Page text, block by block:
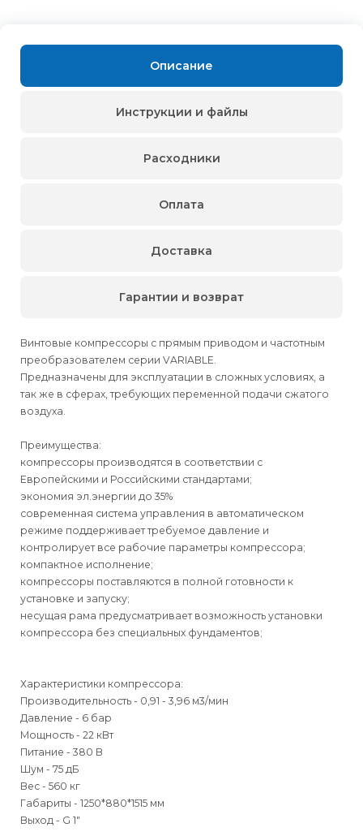
Описание
Винтовые компрессоры с прямым приводом и частотным
преобразователем серии VARIABLE.
Предназначены для эксплуатации в сложных условиях, а
так же в сферах, требующих переменной подачи сжатого
воздуха.
Преимущества:
компрессоры производятся в соответствии с
Европейскими и Российскими стандартами;
экономия эл.энергии до 35%
современная система управления в автоматическом
режиме поддерживает требуемое давление и
контролирует все рабочие параметры компрессора;
компактное исполнение;
компрессоры поставляются в полной готовности к
установке и запуску;
несущая рама предусматривает возможность установки
компрессора без специальных фундаментов;
Характеристики компрессора:
Производительность - 0,91 - 3,96 м3/мин
Давление - 6 бар
Мощность - 22 кВт
Питание - 380 В
Шум - 75 дБ
Вес - 560 кг
Габариты - 1250*880*1515 мм
Выход - G 1"
Инструкции и файлы
Расходники
Оплата
Доставка
Гарантии и возврат